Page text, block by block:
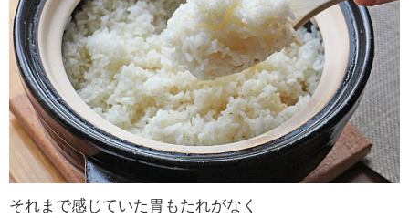
それまで感じていた胃もたれがなく